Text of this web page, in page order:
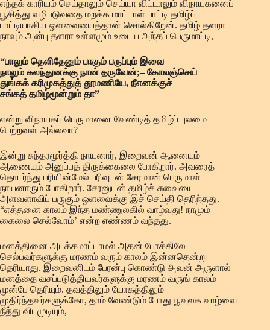
எந்தக் காரியம் செய்தாலும் செய்யா விட்டாலும் விநாயகனைப்
பூசித்து வழிபடுவதை மறக்க மாட்டாள் பாட்டி தமிழ்ப்
பாட்டியாகிய ஒளவையைத்தான் சொல்கிறேன். தமிழ் தளரா
நாவும் அன்பு தளரா உள்ளமும் உடைய அந்தப் பெருமாட்டி,
“பாலும் தெளிதேனும் பாகும் பருப்பும் இவை
நாலும் கலந்துனக்கு நான் தருவேன்;– கோலஞ்செய்
துங்கக் கரிமுகத்துத் தூமணியே, நீஎனக்குச்
சங்கத் தமிழ்மூன்றும் தா”
என்று விநாயகப் பெருமானை வேண்டித் தமிழ்ப் புலமை
பெற்றவள் அல்லவா?
இன்று சுந்தரமூர்த்தி நாயனார், இறைவன் ஆனையும்
ஆணையும் அனுப்பத் திருக்கைலை போகிறார். அவரைத்
தொடர்ந்து பரியின்மேல் பரிவுடன் சேரமான் பெருமாள்
நாயனாரும் போகிறார். சேரனுடன் தமிழ்ச் சுவையை
அளவளாவிப் பருகும் ஒளவைக்கு இச் செய்தி தெரிந்தது.
“எத்தனை காலம் இந்த மண்ணுலகில் வாழ்வது! நாமும்
கைலை செல்வோம்’ என்ற எண்ணம் வந்தது.
மனத்தினை அடக்கமாட்டாமல் அதன் போக்கிலே
செல்பவர்களுக்கு மரணம் வரும் காலம் இன்னதென்று
தெரியாது. இறைவனிடம் பேரன்பு கொண்டு அவன் அருளால்
மனத்தை வசப்படுத்தியவர்களுக்கு மரணம் வருங் காலம்
முன்பே தெரியும். தவத்திலும் யோகத்திலும்
முதிர்ந்தவர்களுக்கோ, தாம் வேண்டும் போது பூவுலக வாழ்வை
நீத்து விடமுடியும்,